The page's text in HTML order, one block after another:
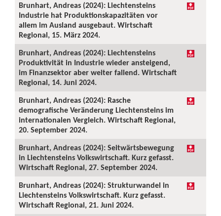
Brunhart, Andreas (2024): Liechtensteins
Industrie hat Produktionskapazitäten vor
allem im Ausland ausgebaut. Wirtschaft
Regional, 15. März 2024.
Brunhart, Andreas (2024): Liechtensteins
Produktivität in Industrie wieder ansteigend,
im Finanzsektor aber weiter fallend. Wirtschaft
Regional, 14. Juni 2024.
Brunhart, Andreas (2024): Rasche
demografische Veränderung Liechtensteins im
internationalen Vergleich. Wirtschaft Regional,
20. September 2024.
Brunhart, Andreas (2024): Seitwärtsbewegung
in Liechtensteins Volkswirtschaft. Kurz gefasst.
Wirtschaft Regional, 27. September 2024.
Brunhart, Andreas (2024): Strukturwandel in
Liechtensteins Volkswirtschaft. Kurz gefasst.
Wirtschaft Regional, 21. Juni 2024.